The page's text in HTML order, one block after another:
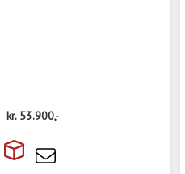
kr. 53.900,-